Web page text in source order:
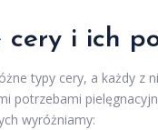
cery i ich
typy cery, a każdy z
potrzebami
wyróżniamy: